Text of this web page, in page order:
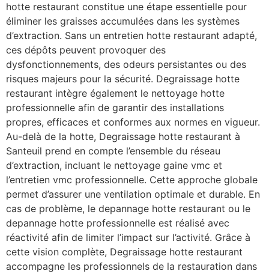
hotte restaurant constitue une étape essentielle pour
éliminer les graisses accumulées dans les systèmes
d’extraction. Sans un entretien hotte restaurant adapté,
ces dépôts peuvent provoquer des
dysfonctionnements, des odeurs persistantes ou des
risques majeurs pour la sécurité. Degraissage hotte
restaurant intègre également le nettoyage hotte
professionnelle afin de garantir des installations
propres, efficaces et conformes aux normes en vigueur.
Au-delà de la hotte, Degraissage hotte restaurant à
Santeuil prend en compte l’ensemble du réseau
d’extraction, incluant le nettoyage gaine vmc et
l’entretien vmc professionnelle. Cette approche globale
permet d’assurer une ventilation optimale et durable. En
cas de problème, le depannage hotte restaurant ou le
depannage hotte professionnelle est réalisé avec
réactivité afin de limiter l’impact sur l’activité. Grâce à
cette vision complète, Degraissage hotte restaurant
accompagne les professionnels de la restauration dans